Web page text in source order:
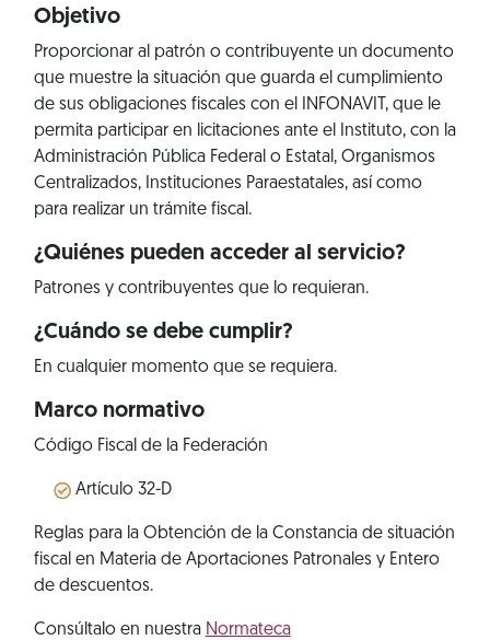
Objetivo
Proporcionar al patrón o contribuyente un documento
que muestre la situación que guarda el cumplimiento
de sus obligaciones fiscales con el INFONAVIT, que le
permita participar en licitaciones ante el Instituto, con la
Administración Pública Federal o Estatal, Organismos
Centralizados, Instituciones Paraestatales, así como
para realizar un trámite fiscal.
¿Quiénes pueden acceder al servicio?
Patrones y contribuyentes que lo requieran.
¿Cuándo se debe cumplir?
En cualquier momento que se requiera.
Marco normativo
Código Fiscal de la Federación
Artículo 32-D
Reglas para la Obtención de la Constancia de situación
fiscal en Materia de Aportaciones Patronales y Entero
de descuentos.
Consúltalo en nuestra Normateca